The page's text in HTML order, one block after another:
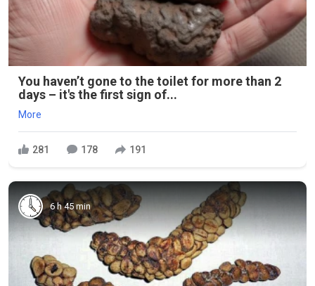
You haven’t gone to the toilet for more than 2
days – it's the first sign of...
More
281 178 191
6 h 45 min